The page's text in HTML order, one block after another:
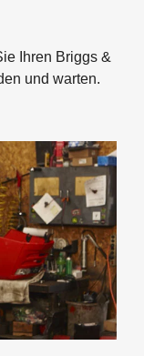
Ihren Briggs &
und warten.